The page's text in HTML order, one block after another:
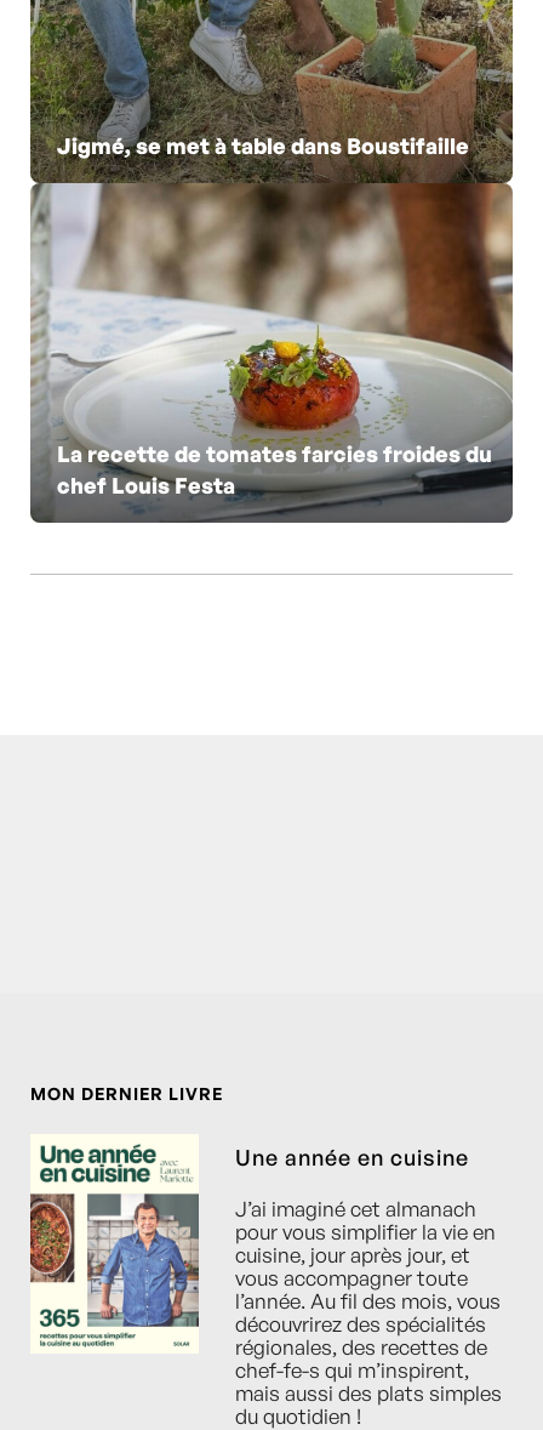
Jigmé, se met à table dans Boustifaille
La recette de tomates farcies froides du
chef Louis Festa
MON DERNIER LIVRE
Une année en cuisine
J’ai imaginé cet almanach
pour vous simplifier la vie en
cuisine, jour après jour, et
vous accompagner toute
l’année. Au fil des mois, vous
découvrirez des spécialités
régionales, des recettes de
chef-fe-s qui m’inspirent,
mais aussi des plats simples
du quotidien !